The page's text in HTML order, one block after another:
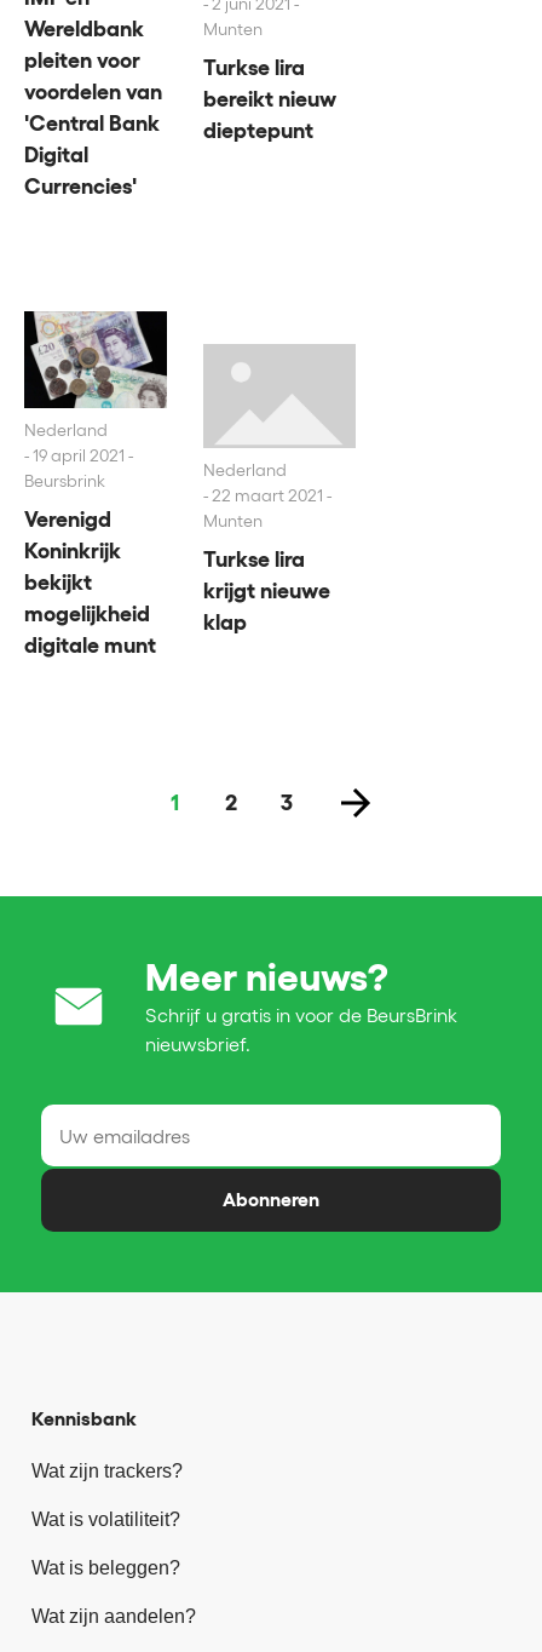
Wereldbank
pleiten voor
voordelen van
'Central Bank
Digital
Currencies'
2 juni 2021 -
Munten
Turkse lira
bereikt nieuw
dieptepunt
Nederland
19 april 2021 -
Beursbrink
Verenigd
Koninkrijk
bekijkt
mogelijkheid
digitale munt
Nederland
22 maart 2021 -
Munten
Turkse lira
krijgt nieuwe
klap
1 2 3
Meer nieuws?
Schrijf u gratis in voor de BeursBrink
nieuwsbrief.
Abonneren
Kennisbank
Wat zijn trackers?
Wat is volatiliteit?
Wat is beleggen?
Wat zijn aandelen?